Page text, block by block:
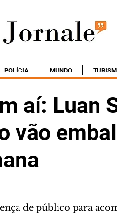
POLÍCIA MUNDO
aí: Luan
vão
de público para